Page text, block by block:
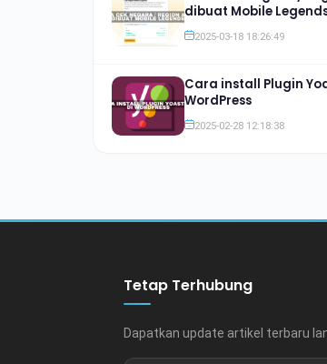
dibuat Mobile
2025-03-18 18:26:49
Cara install Plugin
WordPress
2025-02-28 12:18:38
Tetap Terhubung
Dapatkan update artikel terbaru